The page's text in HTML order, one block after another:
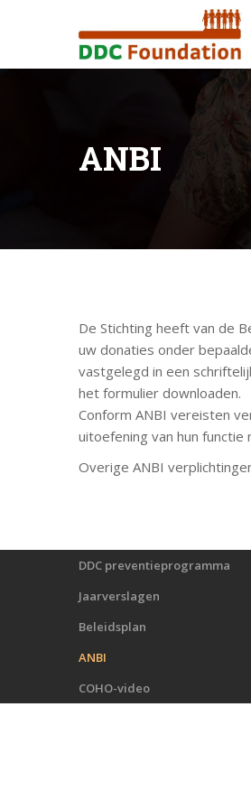
ANBI
De Stichting heeft van de
uw donaties onder
vastgelegd in een
het formulier downloaden.
Conform ANBI vereisten
uitoefening van hun
Overige ANBI
DDC preventieprogramma
Jaarverslagen
Beleidsplan
ANBI
COHO-video